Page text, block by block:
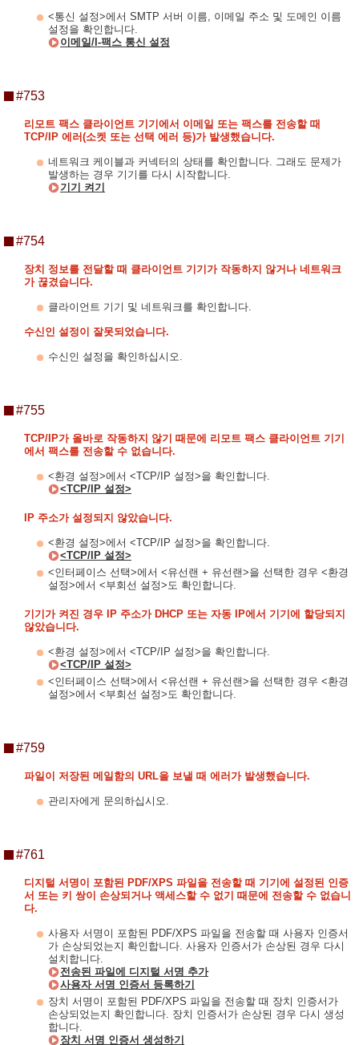
<통신 설정>에서 SMTP 서버 이름, 이메일 주소 및 도메인 이름
설정을 확인합니다.
이메일/I-팩스 통신 설정
#753
리모트 팩스 클라이언트 기기에서 이메일 또는 팩스를 전송할 때
TCP/IP 에러(소켓 또는 선택 에러 등)가 발생했습니다.
네트워크 케이블과 커넥터의 상태를 확인합니다. 그래도 문제가
발생하는 경우 기기를 다시 시작합니다.
기기 켜기
#754
장치 정보를 전달할 때 클라이언트 기기가 작동하지 않거나 네트워크
가 끊겼습니다.
클라이언트 기기 및 네트워크를 확인합니다.
수신인 설정이 잘못되었습니다.
수신인 설정을 확인하십시오.
#755
TCP/IP가 올바로 작동하지 않기 때문에 리모트 팩스 클라이언트 기기
에서 팩스를 전송할 수 없습니다.
<환경 설정>에서 <TCP/IP 설정>을 확인합니다.
<TCP/IP 설정>
IP 주소가 설정되지 않았습니다.
<환경 설정>에서 <TCP/IP 설정>을 확인합니다.
<TCP/IP 설정>
<인터페이스 선택>에서 <유선랜 + 유선랜>을 선택한 경우 <환경
설정>에서 <부회선 설정>도 확인합니다.
기기가 켜진 경우 IP 주소가 DHCP 또는 자동 IP에서 기기에 할당되지
않았습니다.
<환경 설정>에서 <TCP/IP 설정>을 확인합니다.
<TCP/IP 설정>
<인터페이스 선택>에서 <유선랜 + 유선랜>을 선택한 경우 <환경
설정>에서 <부회선 설정>도 확인합니다.
#759
파일이 저장된 메일함의 URL을 보낼 때 에러가 발생했습니다.
관리자에게 문의하십시오.
#761
디지털 서명이 포함된 PDF/XPS 파일을 전송할 때 기기에 설정된 인증
서 또는 키 쌍이 손상되거나 액세스할 수 없기 때문에 전송할 수 없습니
다.
사용자 서명이 포함된 PDF/XPS 파일을 전송할 때 사용자 인증서
가 손상되었는지 확인합니다. 사용자 인증서가 손상된 경우 다시
설치합니다.
전송된 파일에 디지털 서명 추가
사용자 서명 인증서 등록하기
장치 서명이 포함된 PDF/XPS 파일을 전송할 때 장치 인증서가
손상되었는지 확인합니다. 장치 인증서가 손상된 경우 다시 생성
합니다.
장치 서명 인증서 생성하기